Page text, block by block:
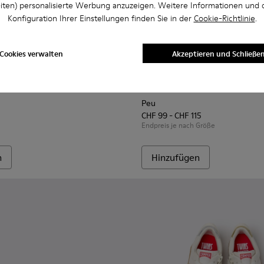
personalisierte Werbung anzuzeigen. Weitere Informationen und
Konfiguration Ihrer Einstellungen finden Sie in der Cookie-Richtlinie.
Cookies verwalten Akzeptieren und Schließen
Peu - 90019-130 - Grüne
Peu
CHF 99 - CHF 115
Endpreis je nach Größe
Hinzufügen